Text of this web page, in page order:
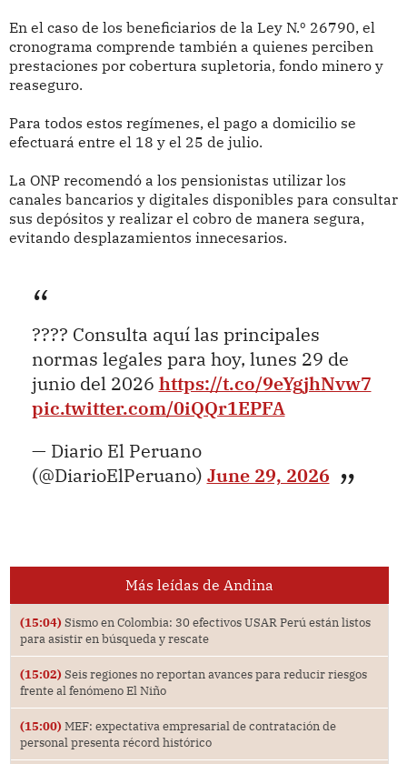
En el caso de los beneficiarios de la Ley N.º 26790, el
cronograma comprende también a quienes perciben
prestaciones por cobertura supletoria, fondo minero y
reaseguro.
Para todos estos regímenes, el pago a domicilio se
efectuará entre el 18 y el 25 de julio.
La ONP recomendó a los pensionistas utilizar los
canales bancarios y digitales disponibles para consultar
sus depósitos y realizar el cobro de manera segura,
evitando desplazamientos innecesarios.
???? Consulta aquí las principales
normas legales para hoy, lunes 29 de
junio del 2026 https://t.co/9eYgjhNvw7
pic.twitter.com/0iQQr1EPFA
— Diario El Peruano
(@DiarioElPeruano) June 29, 2026
Más leídas de Andina
(15:04) Sismo en Colombia: 30 efectivos USAR Perú están listos
para asistir en búsqueda y rescate
(15:02) Seis regiones no reportan avances para reducir riesgos
frente al fenómeno El Niño
(15:00) MEF: expectativa empresarial de contratación de
personal presenta récord histórico